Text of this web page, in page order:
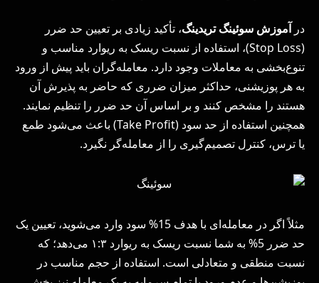
درآموزش سوئینگ تریدینگ، تأکید زیادی بر تعیین حد ضرر
(Stop Loss)، استفاده از نسبت ریسک به ریوارد مناسب و
تنوع‌بخشی به معاملات وجود دارد. معامله‌گران باید پیش از ورود
به هر پوزیشنی، حداکثر میزان ضرری که حاضر به پذیرش آن
هستند را مشخص کنند و بر اساس آن حد ضرر را تنظیم نمایند.
همچنین استفاده از حد سود (Take Profit) باعث می‌شود طمع
یا ترس، کنترل تصمیم‌گیری را از معامله‌گر نگیرد.
مثلاً اگر در معامله‌ای با هدف 15% سود وارد می‌شوید، تعیین یک
حد ضرر 5% به شما نسبت ریسک به ریوارد ۱:۳ می‌دهد؛ که
نسبت منطقی و متعادلی است. استفاده از حجم مناسب در